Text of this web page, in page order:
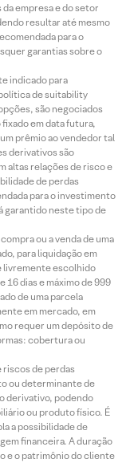
empresa e do setor
resultar até mesmo
para o
garantias sobre o
indicado para
de suitability
são negociados
em data futura,
prêmio ao vendedor tal
derivativos são
altas relações de risco e
de perdas
para o investimento
garantido neste tipo de
ou a venda de uma
para liquidação em
livremente escolhido
dias e máximo de 999
de uma parcela
em mercado, em
requer um depósito de
cobertura ou
de perdas
ou determinante de
derivativo, podendo
ou produto físico. É
a possibilidade de
financeira. A duração
e o patrimônio do cliente